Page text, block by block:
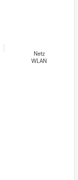
Netz
WLAN